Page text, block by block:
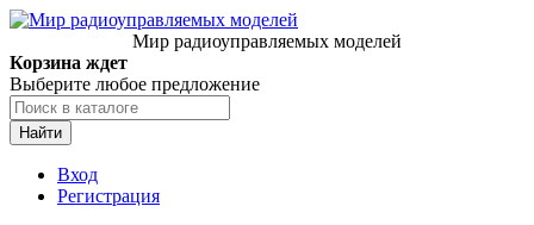
Мир радиоуправляемых моделей
Корзина ждет
Выберите любое предложение
Найти
Вход
Регистрация